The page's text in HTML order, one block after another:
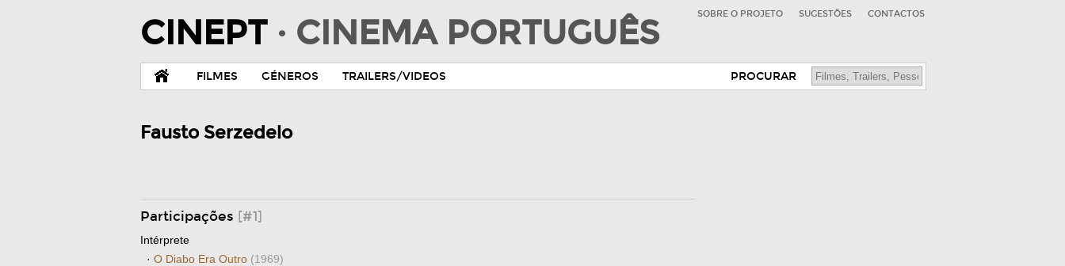
CINEPT · CINEMA PORTUGUÊS SOBRE O PROJETO SUGESTÕES CONTACTOS
FILMES GÉNEROS TRAILERS/VIDEOS PROCURAR
Fausto Serzedelo
Participações [#1]
Intérprete
· O Diabo Era Outro (1969)